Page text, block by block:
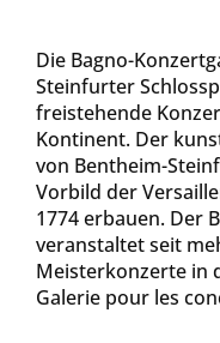
Die Bagno-
Steinfurter
freistehende
Kontinent. Der
von Bentheim-
Vorbild der
1774 erbauen. Der
veranstaltet seit
Meisterkonzerte in
Galerie pour les